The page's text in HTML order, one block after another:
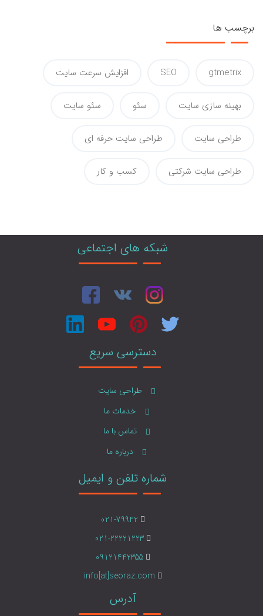
برچسب ها
gtmetrix
SEO افزایش سرعت سایت
بهینه سازی سایت سئو سئو سایت
طراحی سایت طراحی سایت حرفه ای
طراحی سایت شرکتی کسب و کار
شبکه های اجتماعی
دسترسی سریع
طراحی سایت
خدمات ما
تماس با ما
درباره ما
شماره تلفن و ایمیل
021-79942
021-22221223
09121442355
info[at]seoraz.com
آدرس